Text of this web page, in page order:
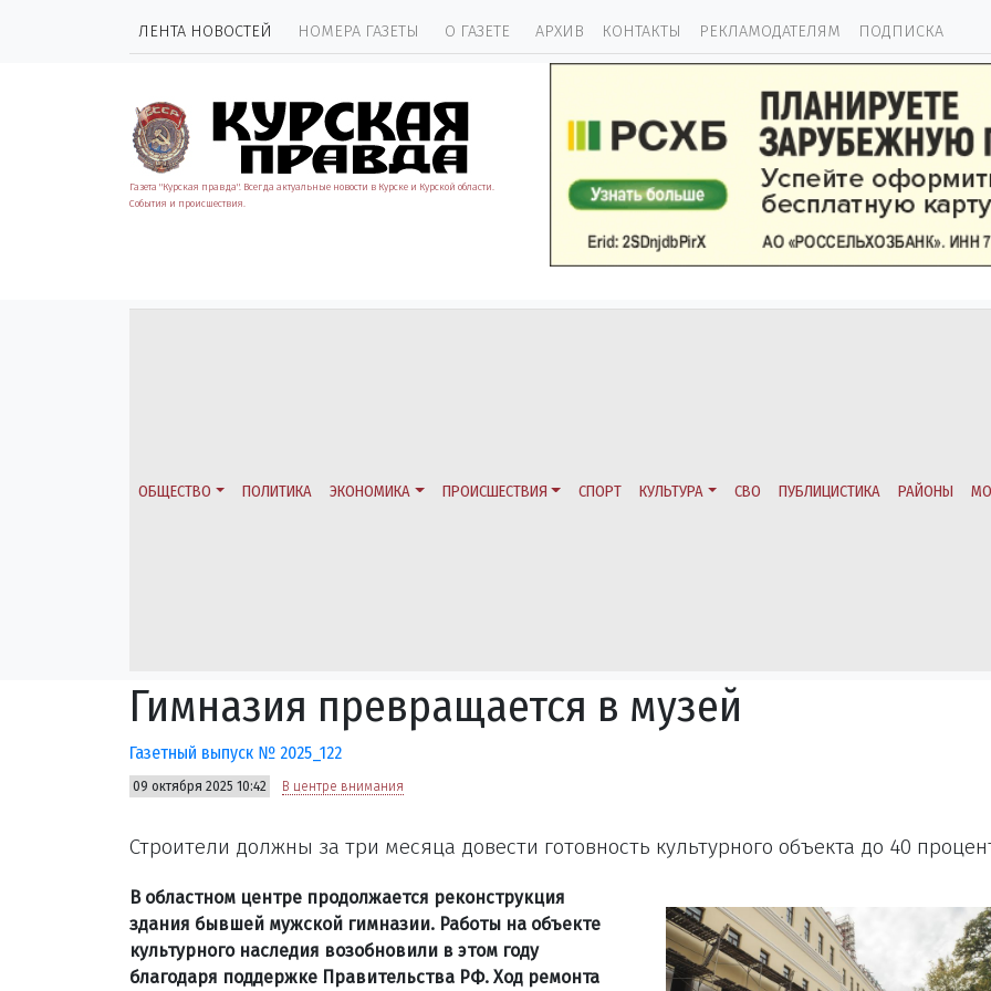
ЛЕНТА НОВОСТЕЙ НОМЕРА ГАЗЕТЫ О ГАЗЕТЕ АРХИВ КОНТАКТЫ РЕКЛАМОДАТЕЛЯМ ПОДПИСКА
Газета "Курская правда". Всегда актуальные новости в Курске и Курской области.
События и происшествия.
ОБЩЕСТВО ПОЛИТИКА ЭКОНОМИКА ПРОИСШЕСТВИЯ СПОРТ КУЛЬТУРА СВО ПУБЛИЦИСТИКА РАЙОНЫ
Гимназия превращается в музей
Газетный выпуск № 2025_122
09 октября 2025 10:42 В центре внимания
Строители должны за три месяца довести готовность культурного объекта до 40
В областном центре продолжается реконструкция
здания бывшей мужской гимназии. Работы на объекте
культурного наследия возобновили в этом году
благодаря поддержке Правительства РФ. Ход ремонта